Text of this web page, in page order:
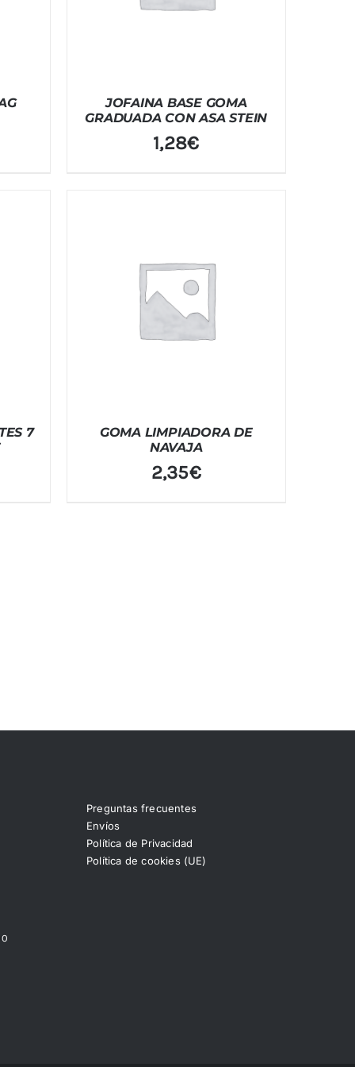
JOFAINA BASE GOMA
GRADUADA CON ASA STEIN
1,28€
7
GOMA LIMPIADORA DE
NAVAJA
2,35€
Preguntas frecuentes
Envíos
Política de Privacidad
Política de cookies (UE)